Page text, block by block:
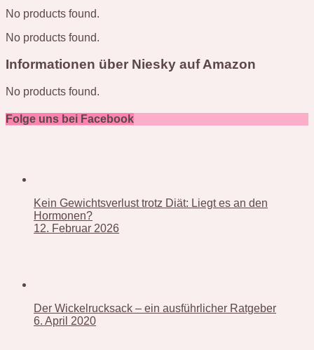
No products found.
No products found.
Informationen über Niesky auf Amazon
No products found.
Folge uns bei Facebook
Kein Gewichtsverlust trotz Diät: Liegt es an den
Hormonen?
12. Februar 2026
Der Wickelrucksack – ein ausführlicher Ratgeber
6. April 2020